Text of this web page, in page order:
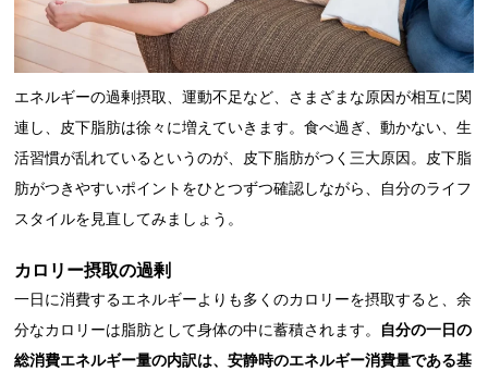
エネルギーの過剰摂取、運動不足など、さまざまな原因が相互に関
連し、皮下脂肪は徐々に増えていきます。食べ過ぎ、動かない、生
活習慣が乱れているというのが、皮下脂肪がつく三大原因。皮下脂
肪がつきやすいポイントをひとつずつ確認しながら、自分のライフ
スタイルを見直してみましょう。
カロリー摂取の過剰
一日に消費するエネルギーよりも多くのカロリーを摂取すると、余
分なカロリーは脂肪として身体の中に蓄積されます。 自分の一日の
総消費エネルギー量の内訳は、安静時のエネルギー消費量である基